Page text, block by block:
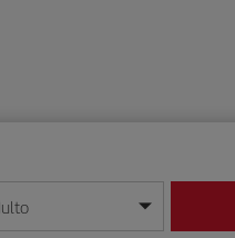
mes/año